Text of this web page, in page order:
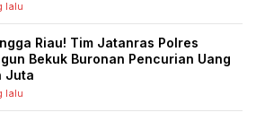
lalu
Riau! Tim Jatanras Polres
Bekuk Buronan Pencurian Uang
Juta
lalu